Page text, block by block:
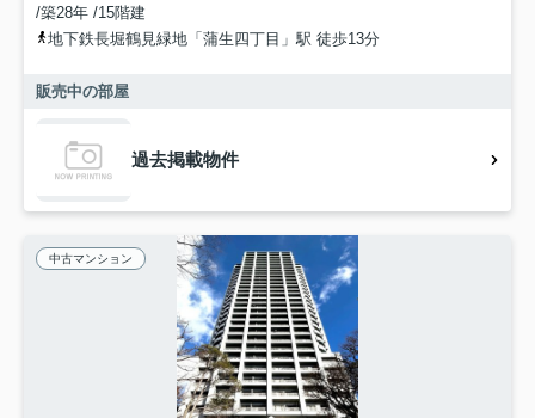
/築28年 /15階建
地下鉄長堀鶴見緑地「蒲生四丁目」駅 徒歩13分
販売中の部屋
過去掲載物件
中古マンション